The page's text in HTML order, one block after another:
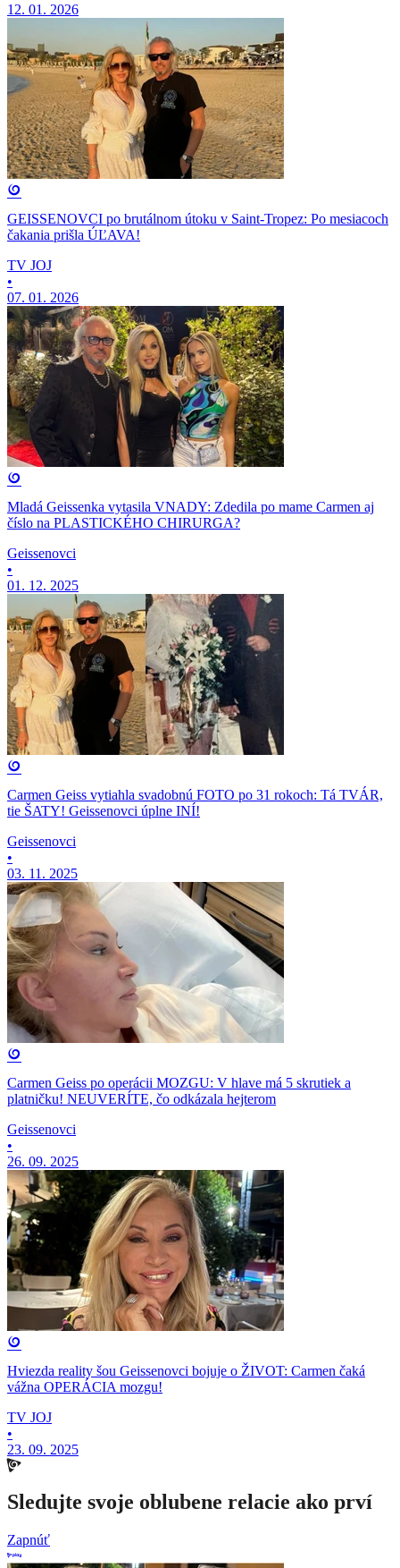
12. 01. 2026
GEISSENOVCI po brutálnom útoku v Saint-Tropez: Po mesiacoch
čakania prišla ÚĽAVA!
TV JOJ
•
07. 01. 2026
Mladá Geissenka vytasila VNADY: Zdedila po mame Carmen aj
číslo na PLASTICKÉHO CHIRURGA?
Geissenovci
•
01. 12. 2025
Carmen Geiss vytiahla svadobnú FOTO po 31 rokoch: Tá TVÁR,
tie ŠATY! Geissenovci úplne INÍ!
Geissenovci
•
03. 11. 2025
Carmen Geiss po operácii MOZGU: V hlave má 5 skrutiek a
platničku! NEUVERÍTE, čo odkázala hejterom
Geissenovci
•
26. 09. 2025
Hviezda reality šou Geissenovci bojuje o ŽIVOT: Carmen čaká
vážna OPERÁCIA mozgu!
TV JOJ
•
23. 09. 2025
Sledujte svoje oblubene relacie ako prví
Zapnúť